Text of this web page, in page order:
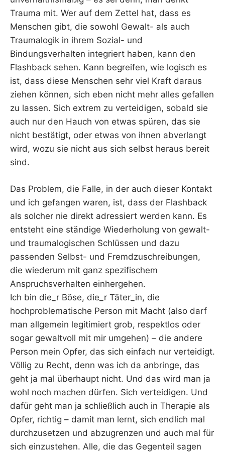
Trauma mit. Wer auf dem Zettel hat, dass es
Menschen gibt, die sowohl Gewalt- als auch
Traumalogik in ihrem Sozial- und
Bindungsverhalten integriert haben, kann den
Flashback sehen. Kann begreifen, wie logisch es
ist, dass diese Menschen sehr viel Kraft daraus
ziehen können, sich eben nicht mehr alles gefallen
zu lassen. Sich extrem zu verteidigen, sobald sie
auch nur den Hauch von etwas spüren, das sie
nicht bestätigt, oder etwas von ihnen abverlangt
wird, wozu sie nicht aus sich selbst heraus bereit
sind.
Das Problem, die Falle, in der auch dieser Kontakt
und ich gefangen waren, ist, dass der Flashback
als solcher nie direkt adressiert werden kann. Es
entsteht eine ständige Wiederholung von gewalt-
und traumalogischen Schlüssen und dazu
passenden Selbst- und Fremdzuschreibungen,
die wiederum mit ganz spezifischem
Anspruchsverhalten einhergehen.
Ich bin die_r Böse, die_r Täter_in, die
hochproblematische Person mit Macht (also darf
man allgemein legitimiert grob, respektlos oder
sogar gewaltvoll mit mir umgehen) – die andere
Person mein Opfer, das sich einfach nur verteidigt.
Völlig zu Recht, denn was ich da anbringe, das
geht ja mal überhaupt nicht. Und das wird man ja
wohl noch machen dürfen. Sich verteidigen. Und
dafür geht man ja schließlich auch in Therapie als
Opfer, richtig – damit man lernt, sich endlich mal
durchzusetzen und abzugrenzen und auch mal für
sich einzustehen. Alle, die das Gegenteil sagen